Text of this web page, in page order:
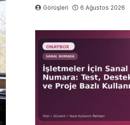
Görüşleri 6 Ağustos 2026